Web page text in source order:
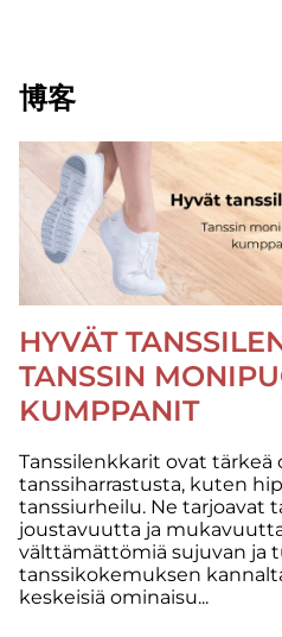
博客
HYVÄT
TANSSIN
KUMPPANIT
Tanssilenkkarit ovat tärkeä
tanssiharrastusta, kuten
tanssiurheilu. Ne tarjoavat
joustavuutta ja
välttämättömiä sujuvan ja
tanssikokemuksen
keskeisiä ominaisu...